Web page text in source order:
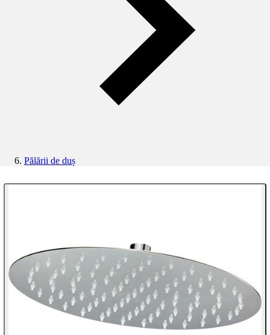
Pălării de duș